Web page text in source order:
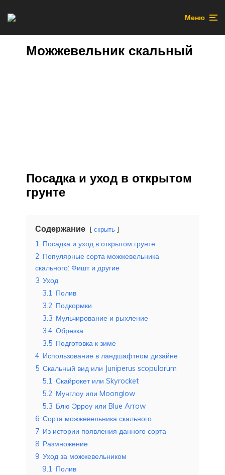
Меню
Можжевельник скальный
Посадка и уход в открытом
грунте
Содержание скрыть
1 Посадка и уход в открытом грунте
2 Популярные сорта можжевельника
скального: Фишт и другие
3 Уход
3.1 Полив
3.2 Подкормки
3.3 Мульчирование и рыхление
3.4 Обрезка
3.5 Подготовка к зиме
4 Использование в ландшафтном дизайне
5 Скальный вид или Juniperus scopulorum
5.1 Скайрокет или Skyrocket
5.2 Мунглоу или Moonglow
5.3 Блю Эрроу или Blue Arrow
6 Сорта можжевельника скального
7 Из истории появления данного сорта
8 Размножение
9 Уход за можжевельником
9.1 Полив